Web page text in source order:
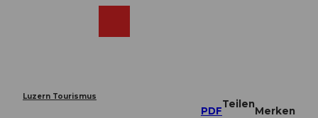
Luzern Tourismus
PDF
Teilen
Merken